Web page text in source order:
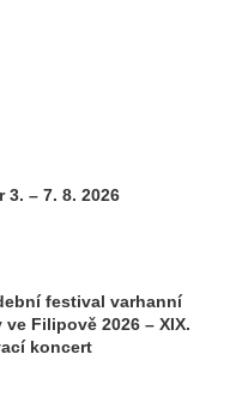
3. – 7. 8. 2026
festival varhanní
Filipově 2026 – XIX.
koncert